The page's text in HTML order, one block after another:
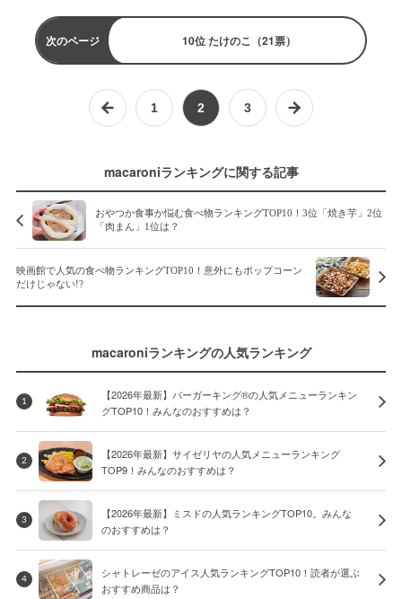
次のページ 10位 たけのこ（21票）
1 2 3
macaroniランキングに関する記事
おやつか食事か悩む食べ物ランキングTOP10！3位「焼き芋」2位
「肉まん」1位は？
映画館で人気の食べ物ランキングTOP10！意外にもポップコーン
だけじゃない!?
macaroniランキングの人気ランキング
1
【2026年最新】バーガーキング®の人気メニューランキン
グTOP10！みんなのおすすめは？
2
【2026年最新】サイゼリヤの人気メニューランキング
TOP9！みんなのおすすめは？
3
【2026年最新】ミスドの人気ランキングTOP10。みんな
のおすすめは？
4
シャトレーゼのアイス人気ランキングTOP10！読者が選ぶ
おすすめ商品は？